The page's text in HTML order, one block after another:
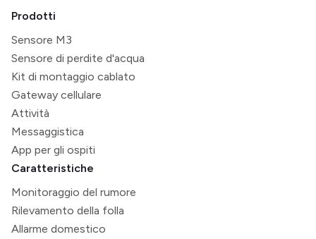
Prodotti
Sensore M3
Sensore di perdite d'acqua
Kit di montaggio cablato
Gateway cellulare
Attività
Messaggistica
App per gli ospiti
Caratteristiche
Monitoraggio del rumore
Rilevamento della folla
Allarme domestico